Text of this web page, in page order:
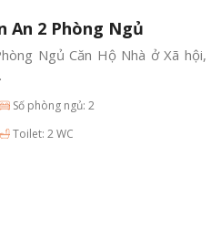
An 2 Phòng Ngủ
Ngủ Căn Hộ Nhà ở Xã hội,
Số phòng ngủ: 2
Toilet: 2 WC